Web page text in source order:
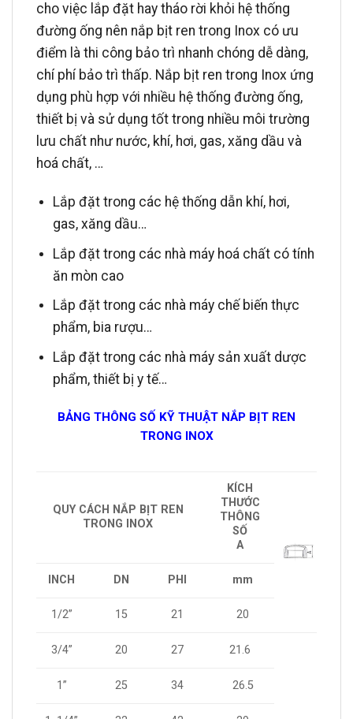
cho việc lắp đặt hay tháo rời khỏi hệ thống
đường ống nên nắp bịt ren trong Inox có ưu
điểm là thi công bảo trì nhanh chóng dễ dàng,
chí phí bảo trì thấp. Nắp bịt ren trong Inox ứng
dụng phù hợp với nhiều hệ thống đường ống,
thiết bị và sử dụng tốt trong nhiều môi trường
lưu chất như nước, khí, hơi, gas, xăng dầu và
hoá chất, …
Lắp đặt trong các hệ thống dẫn khí, hơi,
gas, xăng dầu…
Lắp đặt trong các nhà máy hoá chất có tính
ăn mòn cao
Lắp đặt trong các nhà máy chế biến thực
phẩm, bia rượu…
Lắp đặt trong các nhà máy sản xuất dược
phẩm, thiết bị y tế…
BẢNG THÔNG SỐ KỸ THUẬT NẮP BỊT REN
TRONG INOX
QUY CÁCH NẮP BỊT REN
TRONG INOX
KÍCH
THƯỚC
THÔNG
SỐ
A
INCH DN PHI mm
1/2” 15 21 20
3/4” 20 27 21.6
1” 25 34 26.5